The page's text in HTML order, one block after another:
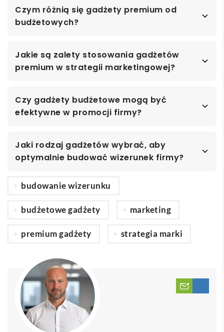
Czym różnią się gadżety premium od
budżetowych?
Jakie są zalety stosowania gadżetów
premium w strategii marketingowej?
Czy gadżety budżetowe mogą być
efektywne w promocji firmy?
Jaki rodzaj gadżetów wybrać, aby
optymalnie budować wizerunek firmy?
budowanie wizerunku
budżetowe gadżety marketing
premium gadżety strategia marki